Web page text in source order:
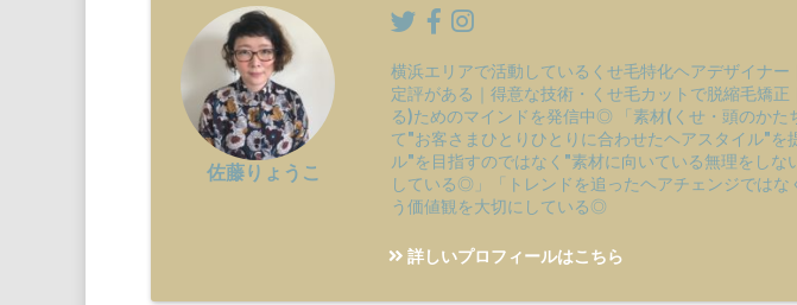
佐藤りょうこ
横浜エリアで活動しているくせ毛特化ヘアデザイナー
定評がある｜得意な技術・くせ毛カットで脱縮毛矯
る)ためのマインドを発信中◎ 「素材(くせ・頭のかた
て"お客さまひとりひとりに合わせたヘアスタイル"を
ル"を目指すのではなく"素材に向いている無理をしな
している◎」「トレンドを追ったヘアチェンジでは
う価値観を大切にしている◎
詳しいプロフィールはこちら